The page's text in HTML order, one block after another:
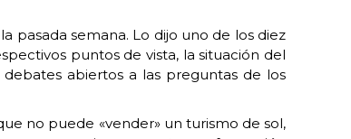
pasada semana. Lo dijo uno de los diez
puntos de vista, la situación del
abiertos a las preguntas de los
no puede «vender» un turismo de sol,